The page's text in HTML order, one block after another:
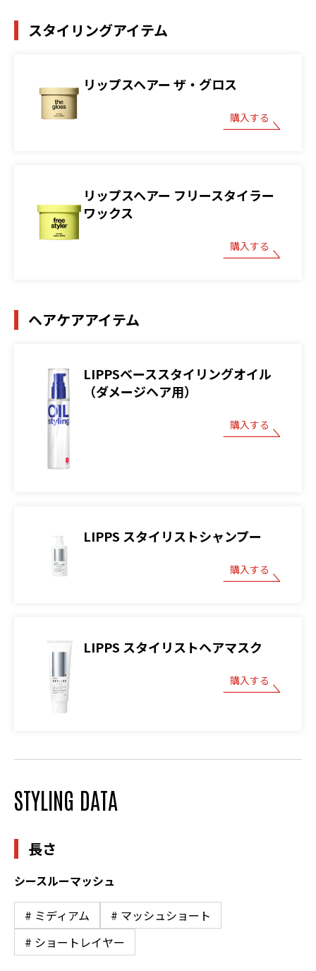
スタイリングアイテム
リップスヘアー ザ・グロス
購入する
リップスヘアー フリースタイラー
ワックス
購入する
ヘアケアアイテム
LIPPSベーススタイリングオイル
（ダメージヘア用）
購入する
LIPPS スタイリストシャンプー
購入する
LIPPS スタイリストヘアマスク
購入する
STYLING DATA
長さ
シースルーマッシュ
# ミディアム
# マッシュショート
# ショートレイヤー